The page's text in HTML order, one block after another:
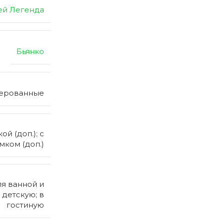
Легенда
Бьянко
(доп.); с
(доп.)
ванной и
детскую; в
гостиную